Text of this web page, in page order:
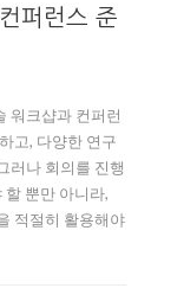
퍼런스 준
워크샵과 컨퍼런
고, 다양한 연구
러나 회의를 진행
뿐만 아니라,
적절히 활용해야